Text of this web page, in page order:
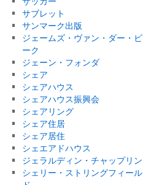
サブレット
サンマーク出版
ジェームズ・ヴァン・ダー・ビ
ーク
ジェーン・フォンダ
シェア
シェアハウス
シェアハウス振興会
シェアリング
シェア住居
シェア居住
シェエアドハウス
ジェラルディン・チャップリン
シェリー・ストリングフィール